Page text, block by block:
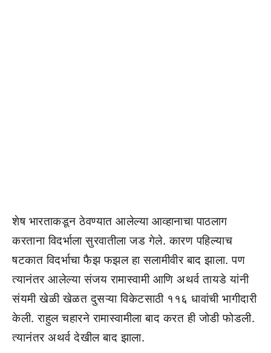
शेष भारताकडून ठेवण्यात आलेल्या आव्हानाचा पाठलाग
करताना विदर्भाला सुरवातीला जड गेले. कारण पहिल्याच
षटकात विदर्भाचा फैझ फझल हा सलामीवीर बाद झाला. पण
त्यानंतर आलेल्या संजय रामास्वामी आणि अथर्व तायडे यांनी
संयमी खेळी खेळत दुसऱ्या विकेटसाठी ११६ धावांची भागीदारी
केली. राहुल चहारने रामास्वामीला बाद करत ही जोडी फोडली.
त्यानंतर अथर्व देखील बाद झाला.